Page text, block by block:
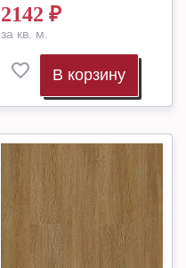
2142 ₽
за кв. м.
В корзину